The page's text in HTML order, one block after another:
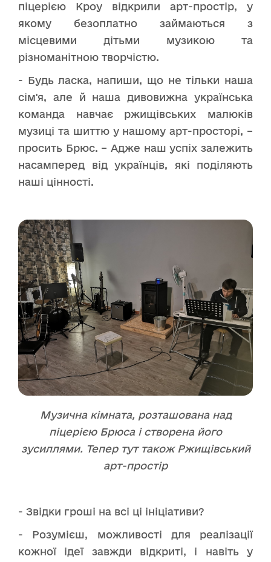
піцерією Кроу відкрили арт-простір, у
якому безоплатно займаються з
місцевими дітьми музикою та
різноманітною творчістю.
- Будь ласка, напиши, що не тільки наша
сім'я, але й наша дивовижна українська
команда навчає ржищівських малюків
музиці та шиттю у нашому арт-просторі, –
просить Брюс. – Адже наш успіх залежить
насамперед від українців, які поділяють
наші цінності.
Музична кімната, розташована над
піцерією Брюса і створена його
зусиллями. Тепер тут також Ржищівський
арт-простір
- Звідки гроші на всі ці ініціативи?
- Розумієш, можливості для реалізації
кожної ідеї завжди відкриті, і навіть у